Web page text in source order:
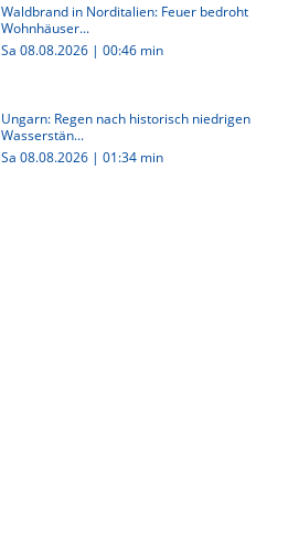
Waldbrand in Norditalien: Feuer bedroht
Wohnhäuser...
Sa 08.08.2026 | 00:46 min
Ungarn: Regen nach historisch niedrigen
Wasserstän...
Sa 08.08.2026 | 01:34 min